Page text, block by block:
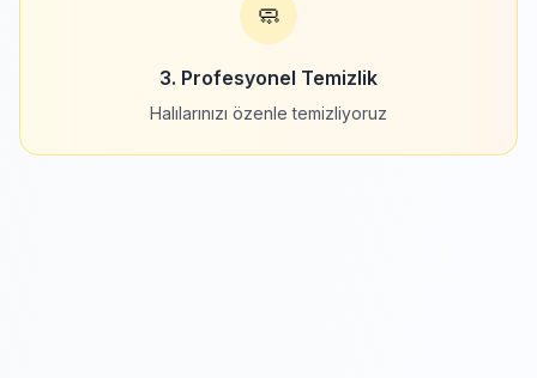
🧼
3. Profesyonel Temizlik
Halılarınızı özenle temizliyoruz